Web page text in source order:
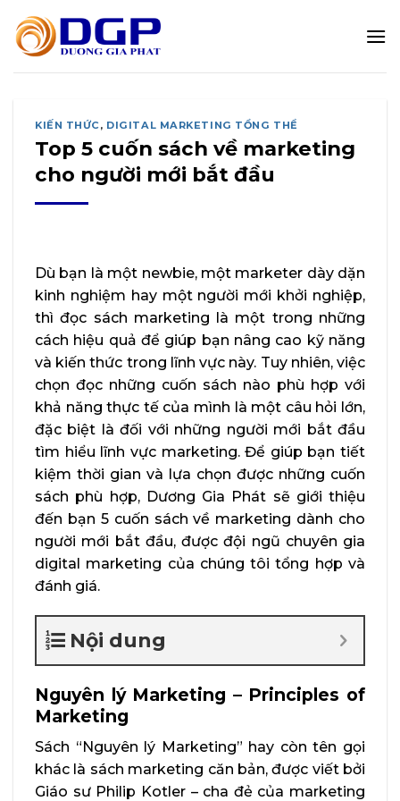
qua
dung
KIẾN THỨC, DIGITAL MARKETING TỔNG THỂ
Top 5 cuốn sách về marketing
cho người mới bắt đầu
Dù bạn là một newbie, một marketer dày dặn
kinh nghiệm hay một người mới khởi nghiệp,
thì đọc sách marketing là một trong những
cách hiệu quả để giúp bạn nâng cao kỹ năng
và kiến thức trong lĩnh vực này. Tuy nhiên, việc
chọn đọc những cuốn sách nào phù hợp với
khả năng thực tế của mình là một câu hỏi lớn,
đặc biệt là đối với những người mới bắt đầu
tìm hiểu lĩnh vực marketing. Để giúp bạn tiết
kiệm thời gian và lựa chọn được những cuốn
sách phù hợp, Dương Gia Phát sẽ giới thiệu
đến bạn 5 cuốn sách về marketing dành cho
người mới bắt đầu, được đội ngũ chuyên gia
digital marketing của chúng tôi tổng hợp và
đánh giá.
Nội dung
Nguyên lý Marketing – Principles of
Marketing
Sách “Nguyên lý Marketing” hay còn tên gọi
khác là sách marketing căn bản, được viết bởi
Giáo sư Philip Kotler – cha đẻ của marketing